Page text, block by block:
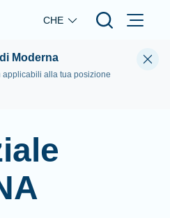
Skip to main content
CHE
Moderna
applicabili alla tua posizione